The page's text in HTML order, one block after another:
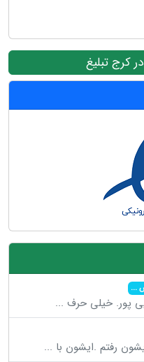
کرج تبلیغ
...
پور. خیلی حرف ...
رفتم .ایشون با ...